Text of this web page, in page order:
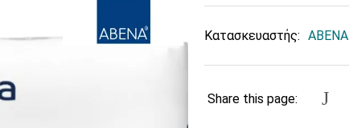
Κατασκευαστής: ABENA
Share this page: